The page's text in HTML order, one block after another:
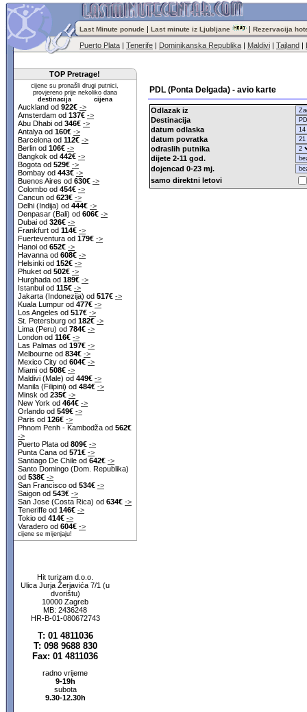
Last Minute ponude | Last minute iz Ljubljane | Rezervacija
Puerto Plata | Tenerife | Dominikanska Republika | Maldivi | Tajland |
TOP Pretrage!
cijene su pronašli drugi putnici,
provjereno prije nekoliko dana
destinacija cijena
Auckland od 922€ ->
Amsterdam od 137€ ->
Abu Dhabi od 346€ ->
Antalya od 160€ ->
Barcelona od 112€ ->
Berlin od 106€ ->
Bangkok od 442€ ->
Bogota od 529€ ->
Bombay od 443€ ->
Buenos Aires od 630€ ->
Colombo od 454€ ->
Cancun od 623€ ->
Delhi (Indija) od 444€ ->
Denpasar (Bali) od 606€ ->
Dubai od 326€ ->
Frankfurt od 114€ ->
Fuerteventura od 179€ ->
Hanoi od 652€ ->
Havanna od 608€ ->
Helsinki od 152€ ->
Phuket od 502€ ->
Hurghada od 189€ ->
Istanbul od 115€ ->
Jakarta (Indonezija) od 517€ ->
Kuala Lumpur od 477€ ->
Los Angeles od 517€ ->
St. Petersburg od 182€ ->
Lima (Peru) od 784€ ->
London od 116€ ->
Las Palmas od 197€ ->
Melbourne od 834€ ->
Mexico City od 604€ ->
Miami od 508€ ->
Maldivi (Male) od 449€ ->
Manila (Filipini) od 484€ ->
Minsk od 235€ ->
New York od 464€ ->
Orlando od 549€ ->
Paris od 126€ ->
Phnom Penh - Kambodža od 562€
->
Puerto Plata od 809€ ->
Punta Cana od 571€ ->
Santiago De Chile od 642€ ->
Santo Domingo (Dom. Republika)
od 538€ ->
San Francisco od 534€ ->
Saigon od 543€ ->
San Jose (Costa Rica) od 634€ ->
Teneriffe od 146€ ->
Tokio od 414€ ->
Varadero od 604€ ->
cijene se mijenjaju!
Hit turizam d.o.o.
Ulica Jurja Žerjavića 7/1 (u
dvorištu)
10000 Zagreb
MB: 2436248
HR-B-01-080672743
T: 01 4811036
T: 098 9688 830
Fax: 01 4811036
radno vrijeme
9-19h
subota
9.30-12.30h
PDL (Ponta Delgada) - avio karte
Odlazak iz
Destinacija
datum odlaska
datum povratka
odraslih putnika
dijete 2-11 god.
dojencad 0-23 mj.
samo direktni letovi